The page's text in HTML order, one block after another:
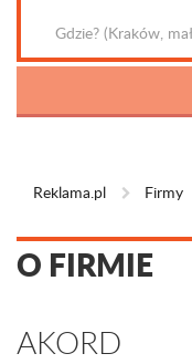
Reklama.pl Firmy
O FIRMIE
AKORD